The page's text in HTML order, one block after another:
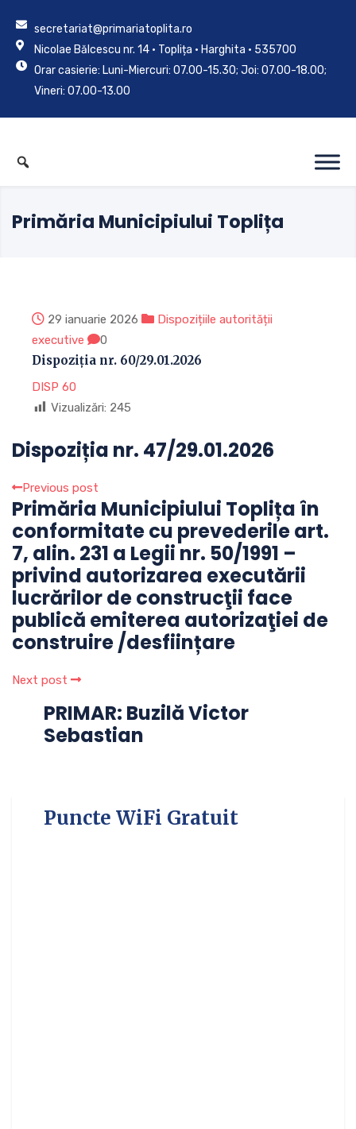
secretariat@primariatoplita.ro
Nicolae Bălcescu nr. 14 • Toplița • Harghita • 535700
Orar casierie: Luni-Miercuri: 07.00-15.30; Joi: 07.00-18.00;
Vineri: 07.00-13.00
Primăria Municipiului Toplița
29 ianuarie 2026
Dispozițiile autorității
executive
0
Dispoziția nr. 60/29.01.2026
DISP 60
Vizualizări: 245
Dispoziția nr. 47/29.01.2026
Previous post
Primăria Municipiului Toplița în
conformitate cu prevederile art.
7, alin. 231 a Legii nr. 50/1991 –
privind autorizarea executării
lucrărilor de construcţii face
publică emiterea autorizaţiei de
construire /desființare
Next post
PRIMAR: Buzilă Victor
Sebastian
Puncte WiFi Gratuit